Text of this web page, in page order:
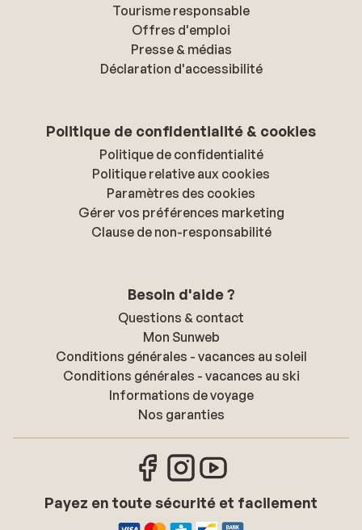
Tourisme responsable
Offres d'emploi
Presse & médias
Déclaration d'accessibilité
Politique de confidentialité & cookies
Politique de confidentialité
Politique relative aux cookies
Paramètres des cookies
Gérer vos préférences marketing
Clause de non-responsabilité
Besoin d'aide ?
Questions & contact
Mon Sunweb
Conditions générales - vacances au soleil
Conditions générales - vacances au ski
Informations de voyage
Nos garanties
Payez en toute sécurité et facilement